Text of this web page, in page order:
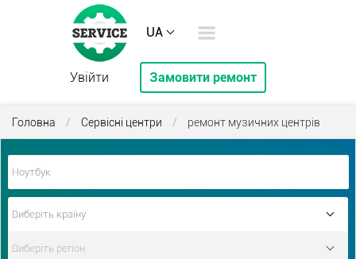
UA
Увійти Замовити ремонт
Головна / Сервісні центри / ремонт музичних центрів